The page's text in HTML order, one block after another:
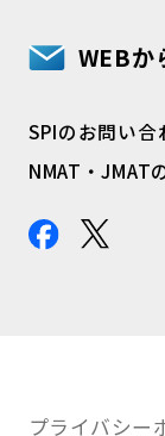
WEBか
SPIのお問い合
NMAT・JMAT
プライバシー